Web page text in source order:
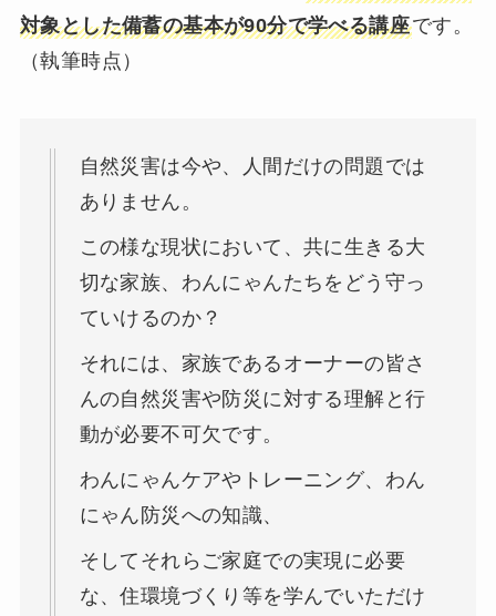
対象とした備蓄の基本が90分で学べる講座です。
（執筆時点）
自然災害は今や、人間だけの問題では
ありません。
この様な現状において、共に生きる大
切な家族、わんにゃんたちをどう守っ
ていけるのか？
それには、家族であるオーナーの皆さ
んの自然災害や防災に対する理解と行
動が必要不可欠です。
わんにゃんケアやトレーニング、わん
にゃん防災への知識、
そしてそれらご家庭での実現に必要
な、住環境づくり等を学んでいただけ